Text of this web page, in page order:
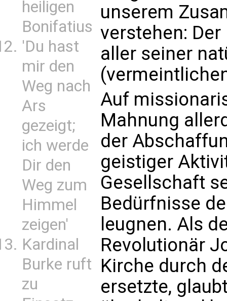
heiligen
Bonifatius
'Du hast
mir den
Weg nach
Ars
gezeigt;
ich werde
Dir den
Weg zum
Himmel
zeigen'
Kardinal
Burke ruft
zu
unserem
verstehen:
aller seiner
Auf
Mahnung
der
geistiger
Gesellschaft
Bedürfnisse
leugnen. Als
Revolutionär
Kirche durch
ersetzte,